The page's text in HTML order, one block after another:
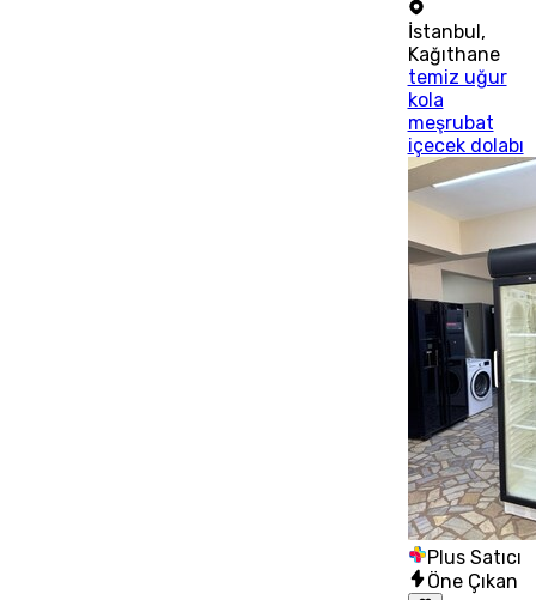
İstanbul ,
Kağıthane
temiz uğur
kola
meşrubat
içecek dolabı
Plus Satıcı
Öne Çıkan